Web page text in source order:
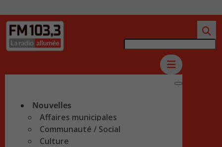
Nouvelles
Affaires municipales
Communauté / Social
Culture